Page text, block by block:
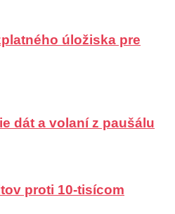
úložiska pre
dát a volaní z paušálu
proti 10-tisícom